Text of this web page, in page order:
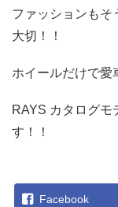
ファッションもそ
大切！！
ホイールだけで愛
RAYS カタログモ
す！！
Facebook